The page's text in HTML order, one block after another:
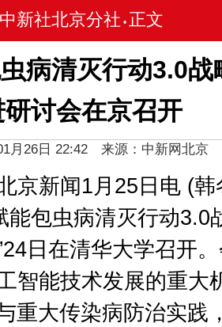
中新社北京分社 • 正文
病清灭行动3.0战
研讨会在京召开
月26日 22:42 来源：中新网北京
新闻1月25日电 (韩
能包虫病清灭行动3.0
日在清华大学召开
智能技术发展的重大
重大传染病防治实践